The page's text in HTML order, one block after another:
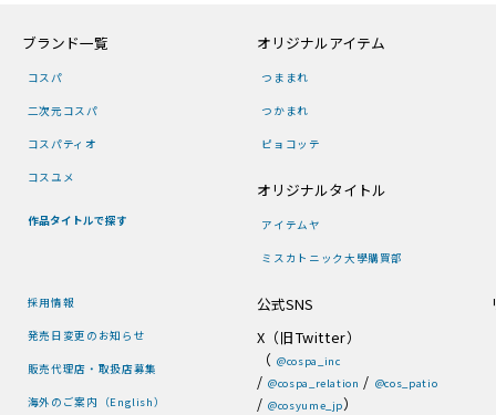
ブランド一覧
コスパ
二次元コスパ
コスパティオ
コスユメ
作品タイトルで探す
オリジナルアイテム
つままれ
つかまれ
ピョコッテ
オリジナルタイトル
アイテムヤ
ミスカトニック大學購買部
採用情報
発売日変更のお知らせ
販売代理店・取扱店募集
海外のご案内（English）
公式SNS
X（旧Twitter）
（ @cospa_inc
/ @cospa_relation / @cos_patio
/ @cosyume_jp）